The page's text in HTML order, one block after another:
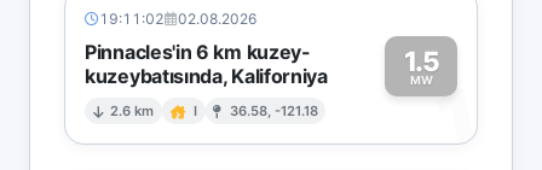
19:11:02 02.08.2026
Pinnacles'in 6 km kuzey-
kuzeybatısında, Kaliforniya
2.6 km I 36.58, -121.18
1.5
MW1